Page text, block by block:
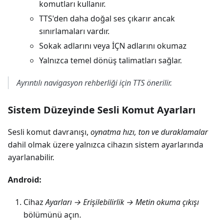
komutları kullanır.
TTS'den daha doğal ses çıkarır ancak
sınırlamaları vardır.
Sokak adlarını veya İÇN adlarını okumaz
Yalnızca temel dönüş talimatları sağlar.
Ayrıntılı navigasyon rehberliği için TTS önerilir.
Sistem Düzeyinde Sesli Komut Ayarları
Sesli komut davranışı, oynatma hızı, ton ve duraklamalar
dahil olmak üzere yalnızca cihazın sistem ayarlarında
ayarlanabilir.
Android:
CihazAyarları → Erişilebilirlik → Metin okuma çıkışı
bölümünü açın.